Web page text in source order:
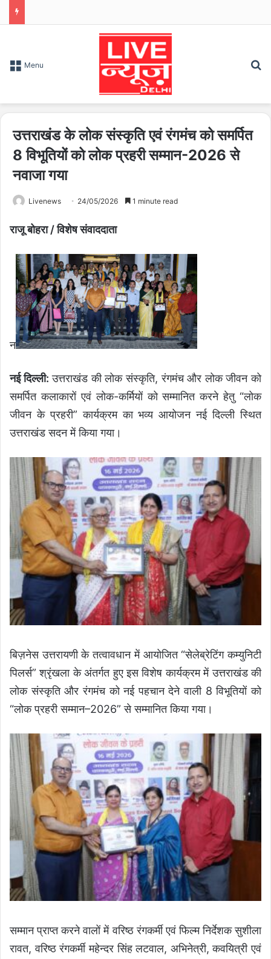
Menu
उत्तराखंड के लोक संस्कृति एवं रंगमंच को समर्पित
8 विभूतियों को लोक प्रहरी सम्मान-2026 से
नवाजा गया
Livenews 24/05/2026 1 minute read
राजू बोहरा / विशेष संवाददाता
न
नई दिल्ली: उत्तराखंड की लोक संस्कृति, रंगमंच और लोक जीवन को
समर्पित कलाकारों एवं लोक-कर्मियों को सम्मानित करने हेतु “लोक
जीवन के प्रहरी” कार्यक्रम का भव्य आयोजन नई दिल्ली स्थित
उत्तराखंड सदन में किया गया।
बिज़नेस उत्तरायणी के तत्वावधान में आयोजित “सेलेब्रेटिंग कम्युनिटी
पिलर्स” श्रृंखला के अंतर्गत हुए इस विशेष कार्यक्रम में उत्तराखंड की
लोक संस्कृति और रंगमंच को नई पहचान देने वाली 8 विभूतियों को
“लोक प्रहरी सम्मान–2026” से सम्मानित किया गया।
सम्मान प्राप्त करने वालों में वरिष्ठ रंगकर्मी एवं फिल्म निर्देशक सुशीला
रावत, वरिष्ठ रंगकर्मी महेन्दर सिंह लटवाल, अभिनेत्री, कवयित्री एवं